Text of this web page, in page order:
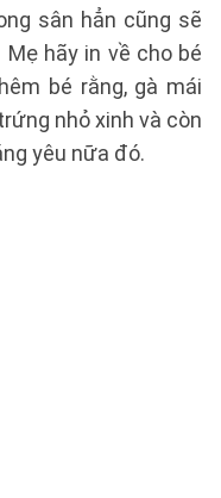
sân hẳn cũng sẽ
hãy in về cho bé
bé rằng, gà mái
nhỏ xinh và còn
yêu nữa đó.